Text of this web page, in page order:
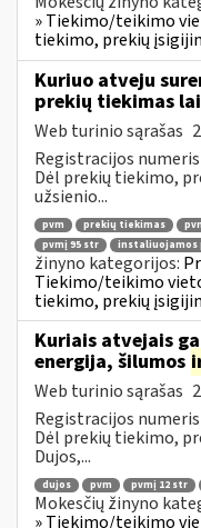
» Tiekimo/teikimo
tiekimo, prekių
Kuriuo atveju
prekių tiekimas
Web turinio sąrašas
Registracijos
Dėl prekių tiekimo,
užsienio...
pvm prekių tiekimas
pvmį 95 str
instaliuojamos
žinyno kategorijos:
Tiekimo/teikimo
tiekimo, prekių
Kuriais atvejais
energija, šilumos
Web turinio sąrašas
Registracijos
Dėl prekių tiekimo,
Dujos,...
dujos pvm pvmį 12 str
Mokesčių žinyno
» Tiekimo/teikimo